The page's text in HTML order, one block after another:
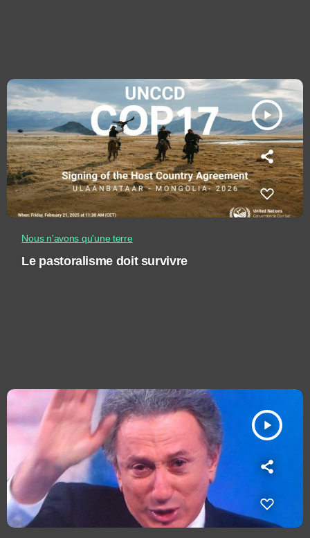
play_arrow
Nous n'avons qu'une terre
Le pastoralisme doit survivre
play_arrow